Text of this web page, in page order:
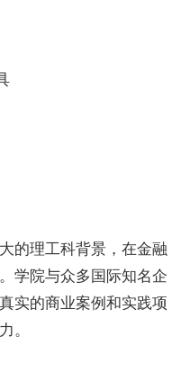
理工科背景，在金融
学院与众多国际知名企
实的商业案例和实践项
。